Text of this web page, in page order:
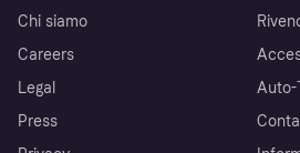
Chi siamo
Careers
Legal
Press
Auto-